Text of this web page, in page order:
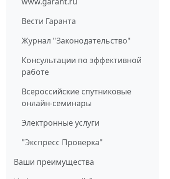
Вести Гаранта
Журнал "Законодательство"
Консультации по эффективной
работе
Всероссийские спутниковые
онлайн-семинары
Электронные услуги
"Экспресс Проверка"
Ваши преимущества